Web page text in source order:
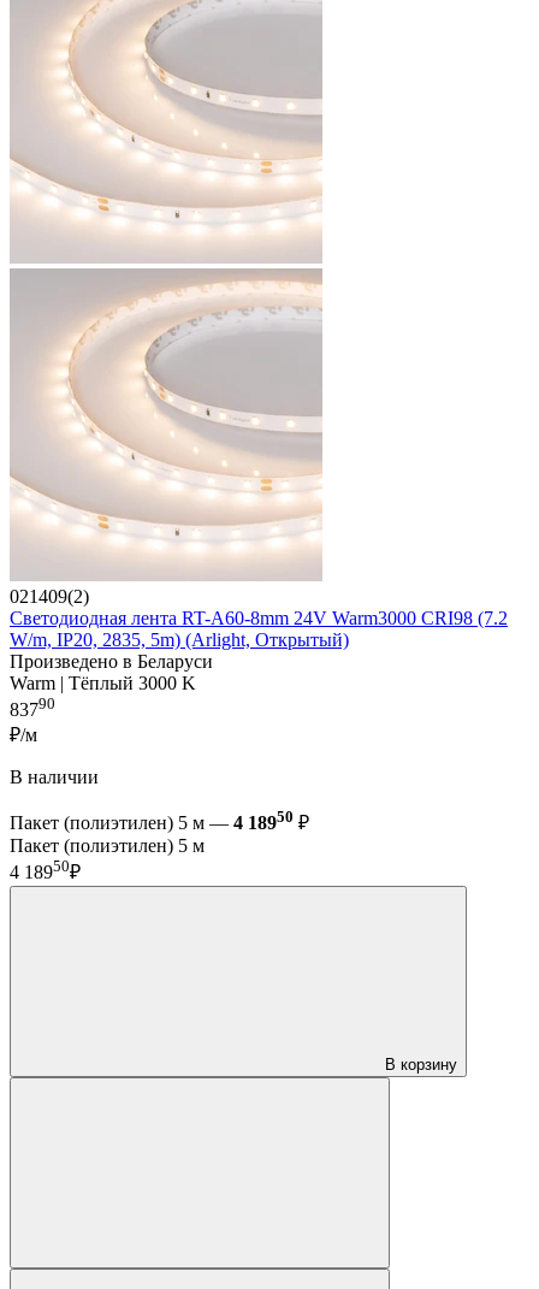
021409(2)
Светодиодная лента RT-A60-8mm 24V Warm3000 CRI98 (7.2
W/m, IP20, 2835, 5m) (Arlight, Открытый)
Произведено в Беларуси
Warm | Тёплый 3000 K
83790
₽/м
В наличии
Пакет (полиэтилен) 5 м — 4 18950 ₽
Пакет (полиэтилен) 5 м
4 18950₽
В корзину